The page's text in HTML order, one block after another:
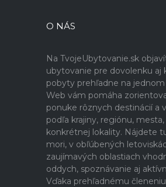
O NÁS
Na TvojeUbytovanie.sk
ubytovanie pre dovolenku aj
pobyty prehľadne na
Web vám pomáha
ponuke rôznych destinácií a
podľa krajiny, regiónu,
konkrétnej lokality. Nájdete
mori, v obľúbených
zaujímavých oblastiach
oddych, spoznávanie aj
Vďaka prehľadnému